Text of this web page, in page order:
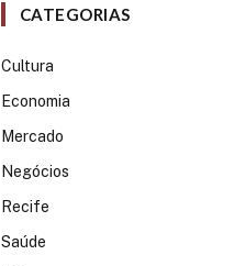
CATEGORIAS
Cultura
Economia
Mercado
Negócios
Recife
Saúde